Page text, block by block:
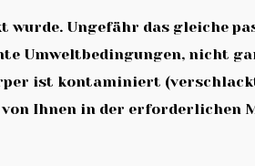
Ungefähr das gleiche
Umweltbedingungen, nicht
ist kontaminiert
Ihnen in der erforderlichen